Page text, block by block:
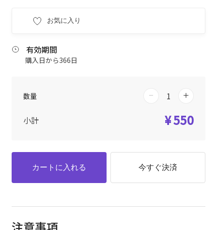
お気に入り
有効期間
購入日から366日
数量
小計 ¥ 550
カートに入れる 今すぐ決済